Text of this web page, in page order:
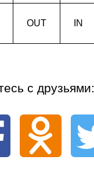
OUT IN
с друзьями: